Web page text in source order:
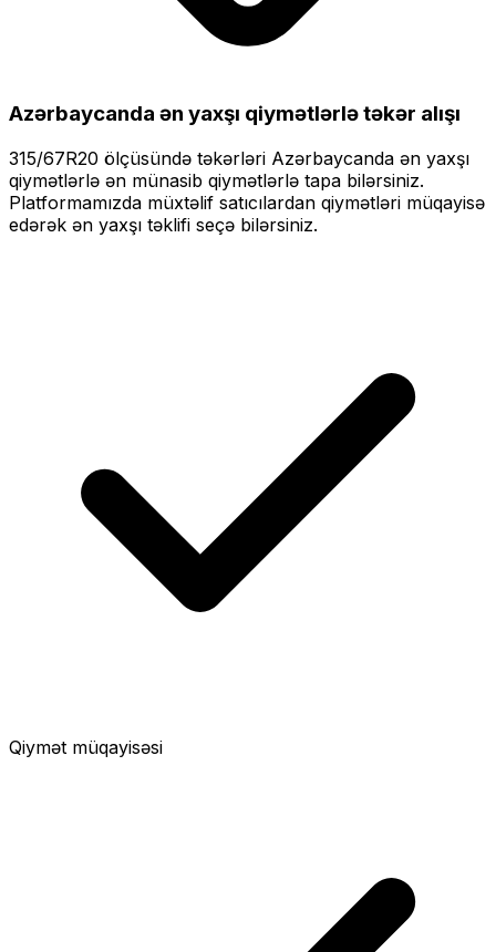
Azərbaycanda ən yaxşı qiymətlərlətəkər alışı
315/67R20 ölçüsündə təkərləri Azərbaycanda ən yaxşı
qiymətlərlə ən münasib qiymətlərlə tapa bilərsiniz.
Platformamızda müxtəlif satıcılardan qiymətləri müqayisə
edərək ən yaxşı təklifi seçə bilərsiniz.
Qiymət müqayisəsi